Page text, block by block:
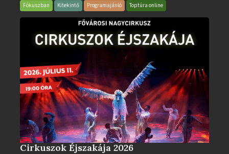
bejegyzéshez
Fókuszban Kitekintő Programajánló Toptúra online
Cirkuszok Éjszakája 2026